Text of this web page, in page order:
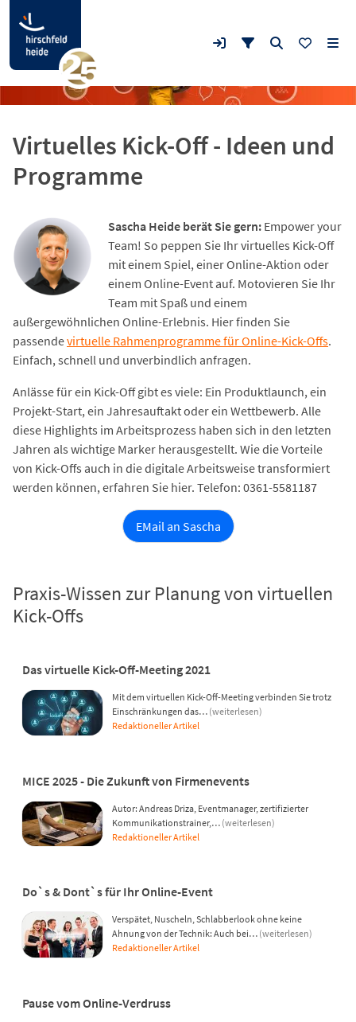
Virtuelles Kick-Off - Ideen und
Programme
Sascha Heide berät Sie gern: Empower your
Team! So peppen Sie Ihr virtuelles Kick-Off
mit einem Spiel, einer Online-Aktion oder
einem Online-Event auf. Motovieren Sie Ihr
Team mit Spaß und einem
außergewöhnlichen Online-Erlebnis. Hier finden Sie
passendevirtuelle Rahmenprogramme für Online-Kick-Offs.
Einfach, schnell und unverbindlich anfragen.
Anlässe für ein Kick-Off gibt es viele: Ein Produktlaunch, ein
Projekt-Start, ein Jahresauftakt oder ein Wettbewerb. Alle
diese Highlights im Arbeitsprozess haben sich in den letzten
Jahren als wichtige Marker herausgestellt. Wie die Vorteile
von Kick-Offs auch in die digitale Arbeitsweise transformiert
werden können, erfahren Sie hier. Telefon: 0361-5581187
EMail an Sascha
Praxis-Wissen zur Planung von virtuellen
Kick-Offs
Das virtuelle Kick-Off-Meeting 2021
Mit dem virtuellen Kick-Off-Meeting verbinden Sie trotz
Einschränkungen das… (weiterlesen)
Redaktioneller Artikel
MICE 2025 - Die Zukunft von Firmenevents
Autor: Andreas Driza, Eventmanager, zertifizierter
Kommunikationstrainer,… (weiterlesen)
Redaktioneller Artikel
Do`s & Dont`s für Ihr Online-Event
Verspätet, Nuscheln, Schlabberlook ohne keine
Ahnung von der Technik: Auch bei… (weiterlesen)
Redaktioneller Artikel
Pause vom Online-Verdruss